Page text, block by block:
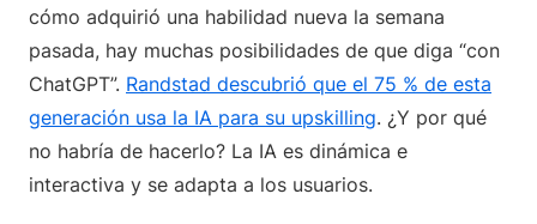
cómo adquirió una habilidad nueva la semana
pasada, hay muchas posibilidades de que diga “con
ChatGPT”. Randstad descubrió que el 75 % de esta
generación usa la IA para su upskilling. ¿Y por qué
no habría de hacerlo? La IA es dinámica e
interactiva y se adapta a los usuarios.